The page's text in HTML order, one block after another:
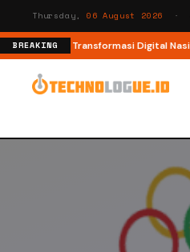
Thursday, 06 August 2026 ·
BREAKINGDigital Nasional Peneliti